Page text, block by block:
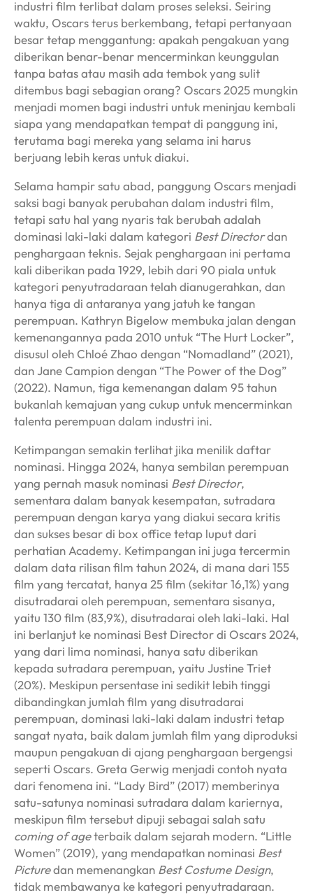
industri film terlibat dalam proses seleksi. Seiring
waktu, Oscars terus berkembang, tetapi pertanyaan
besar tetap menggantung: apakah pengakuan yang
diberikan benar-benar mencerminkan keunggulan
tanpa batas atau masih ada tembok yang sulit
ditembus bagi sebagian orang? Oscars 2025 mungkin
menjadi momen bagi industri untuk meninjau kembali
siapa yang mendapatkan tempat di panggung ini,
terutama bagi mereka yang selama ini harus
berjuang lebih keras untuk diakui.
Selama hampir satu abad, panggung Oscars menjadi
saksi bagi banyak perubahan dalam industri film,
tetapi satu hal yang nyaris tak berubah adalah
dominasi laki-laki dalam kategori Best Directordan
penghargaan teknis. Sejak penghargaan ini pertama
kali diberikan pada 1929, lebih dari 90 piala untuk
kategori penyutradaraan telah dianugerahkan, dan
hanya tiga di antaranya yang jatuh ke tangan
perempuan. Kathryn Bigelow membuka jalan dengan
kemenangannya pada 2010 untuk “The Hurt Locker”,
disusul oleh Chloé Zhao dengan “Nomadland” (2021),
dan Jane Campion dengan “The Power of the Dog”
(2022). Namun, tiga kemenangan dalam 95 tahun
bukanlah kemajuan yang cukup untuk mencerminkan
talenta perempuan dalam industri ini.
Ketimpangan semakin terlihat jika menilik daftar
nominasi. Hingga 2024, hanya sembilan perempuan
yang pernah masuk nominasi Best Director,
sementara dalam banyak kesempatan, sutradara
perempuan dengan karya yang diakui secara kritis
dan sukses besar di box office tetap luput dari
perhatian Academy. Ketimpangan ini juga tercermin
dalam data rilisan film tahun 2024, di mana dari 155
film yang tercatat, hanya 25 film (sekitar 16,1%) yang
disutradarai oleh perempuan, sementara sisanya,
yaitu 130 film (83,9%), disutradarai oleh laki-laki. Hal
ini berlanjut ke nominasi Best Director di Oscars 2024,
yang dari lima nominasi, hanya satu diberikan
kepada sutradara perempuan, yaitu Justine Triet
(20%). Meskipun persentase ini sedikit lebih tinggi
dibandingkan jumlah film yang disutradarai
perempuan, dominasi laki-laki dalam industri tetap
sangat nyata, baik dalam jumlah film yang diproduksi
maupun pengakuan di ajang penghargaan bergengsi
seperti Oscars. Greta Gerwig menjadi contoh nyata
dari fenomena ini. “Lady Bird” (2017) memberinya
satu-satunya nominasi sutradara dalam kariernya,
meskipun film tersebut dipuji sebagai salah satu
coming of ageterbaik dalam sejarah modern. “Little
Women” (2019), yang mendapatkan nominasi Best
Picturedan memenangkan Best Costume Design,
tidak membawanya ke kategori penyutradaraan.